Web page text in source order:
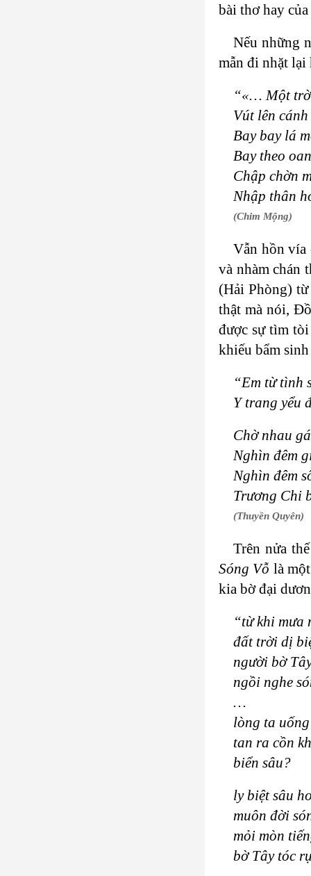
bài thơ hay
Nếu những
mẫn đi nhặt
“«… Một
Vút lên
Bay bay lá
Bay theo
Chập chờn
Nhập thân
(Chim Mộng)
Vẫn hồn vía
và nhàm chán
(Hải Phòng)
thật mà nói,
được sự tìm
khiếu bẩm
“Em từ tình
Y trang yểu
Chờ nhau
Nghìn đêm
Nghìn đêm
Trương Chi
(Thuyền Quyên)
Trên nửa
Sóng Vỗ là
kia bờ đại
“từ khi mưa
đất trời dị
người bờ
ngồi nghe
…
lòng ta
tan ra cồn
biển sâu?
ly biệt sâu
muôn đời
mỏi mòn
bờ Tây tóc